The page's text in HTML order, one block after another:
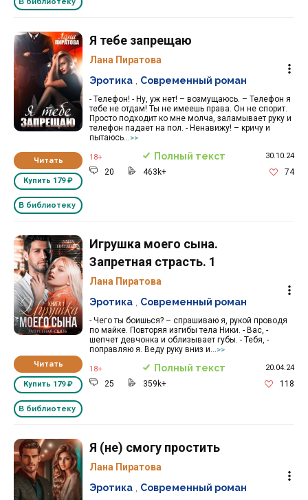
Читать
Купить 179 ₽
В библиотеку
Я тебе запрещаю
Лана Пиратова
- Телефон! - Ну, уж нет! – возмущаюсь. – Телефон я
тебе не отдам! Ты не имеешь права. Он не спорит.
Просто подходит ко мне молча, заламывает руку и
телефон падает на пол. - Ненавижу! – кричу и
пытаюсь...
>>
Эротика Современный роман
18+ Полный текст 30.10.24
20 463k+ 74
Читать
Купить 179 ₽
В библиотеку
Игрушка моего сына.
Запретная страсть. 1
Лана Пиратова
- Чего ты боишься? – спрашиваю я, рукой проводя
по майке. Повторяя изгибы тела Ники. - Вас, -
шепчет девчонка и облизывает губы. - Тебя, -
поправляю я. Веду руку вниз и...
>>
Эротика Современный роман
18+ Полный текст 20.04.24
25 359k+ 118
Я (не) смогу простить
Лана Пиратова
Эротика Современный роман